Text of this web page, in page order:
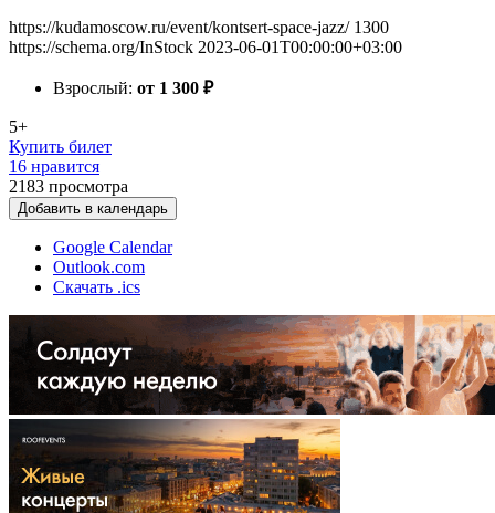
https://kudamoscow.ru/event/kontsert-space-jazz/ 1300
https://schema.org/InStock 2023-06-01T00:00:00+03:00
Взрослый: от 1 300 ₽
5+
Купить билет
16 нравится
2183 просмотра
Добавить в календарь
Google Calendar
Outlook.com
Скачать .ics